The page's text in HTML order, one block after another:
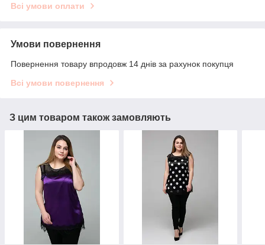
Всі умови оплати
Умови повернення
Повернення товару впродовж 14 днів за рахунок покупця
Всі умови повернення
З цим товаром також замовляють